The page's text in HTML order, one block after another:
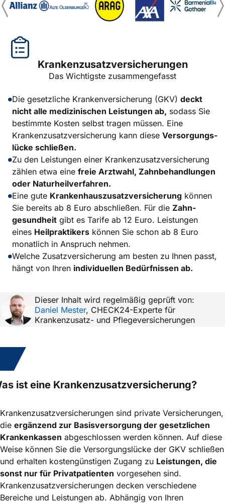
Krankenzusatzversicherungen
Das Wichtigste zusammengefasst
Die gesetzliche Kranken­versicherung (GKV) deckt
nicht alle medizinischen Leistungen ab, sodass Sie
bestimmte Kosten selbst tragen müssen. Eine
Kranken­zusatz­versicherung kann diese Versorgungs­
lücke schließen.
Zu den Leistungen einer Kranke­nzusatz­versicherung
zählen etwa eine freie Arztwahl, Zahn­behandlungen
oder Natur­heil­verfahren.
Eine gute Kranken­haus­zusatz­versicherung können
Sie bereits ab 8 Euro abschließen. Für die Zahn­
gesundheit gibt es Tarife ab 12 Euro. Leistungen
eines Heil­praktikers können Sie schon ab 8 Euro
monatlich in Anspruch nehmen.
Welche Zusatz­versicherung am besten zu Ihnen passt,
hängt von Ihren individuellen Bedürf­nissen ab.
Dieser Inhalt wird regelmäßig geprüft von:
Daniel Mester, CHECK24-Experte für
Krankenzusatz- und Pflegeversicherungen
ist eine Krankenzusatz­versicherung?
Krankenzusatz­versicherungen sind private Versicherungen,
die ergänzend zur Basisversorgung der gesetzlichen
Krankenkassen abgeschlossen werden können. Auf diese
Weise können Sie die Versorgungs­lücke der GKV schließen
und erhalten kostengünstigen Zugang zu Leistungen, die
sonst nur für Privatpatienten vorgesehen sind.
Krankenzusatz­versicherungen decken verschiedene
Bereiche und Leistungen ab. Abhängig von Ihren